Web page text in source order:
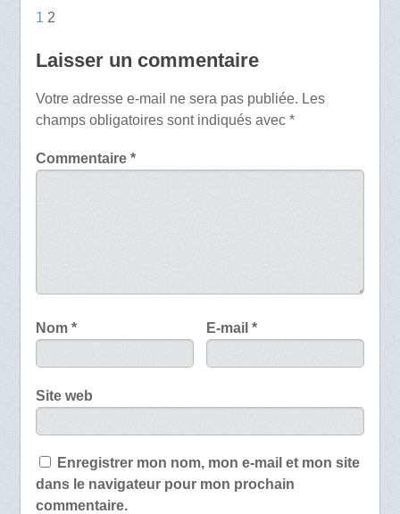
1 2
Laisser un commentaire
Votre adresse e-mail ne sera pas publiée. Les
champs obligatoires sont indiqués avec *
Commentaire *
Nom * E-mail*
Site web
Enregistrer mon nom, mon e-mail et mon site
dans le navigateur pour mon prochain
commentaire.